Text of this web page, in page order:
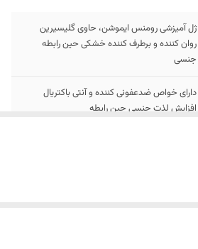
ژل آمیزشی رومنس ایموشن، حاوی گلیسیرین
روان کننده و برطرف کننده خشکی حین رابطه
جنسی
دارای خواص ضدعفونی کننده و آنتی باکتریال
افزایش لذت جنسی حین رابطه